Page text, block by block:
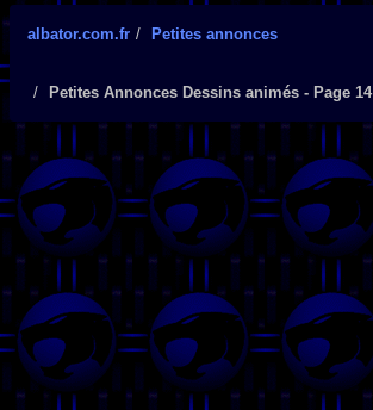
albator.com.fr Petites annonces
Petites Annonces Dessins animés - Page 14